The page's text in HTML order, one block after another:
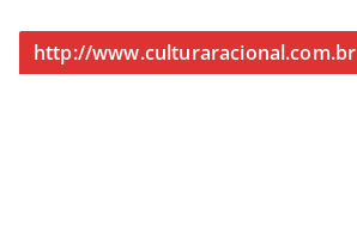
http://www.culturaracional.com.br